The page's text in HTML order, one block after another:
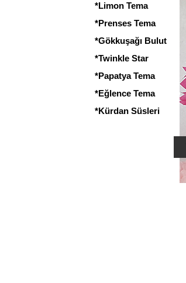
*Limon Tema
*Prenses Tema
*Gökkuşağı Bulut
*Twinkle Star
*Papatya Tema
*Eğlence Tema
*Kürdan Süsleri